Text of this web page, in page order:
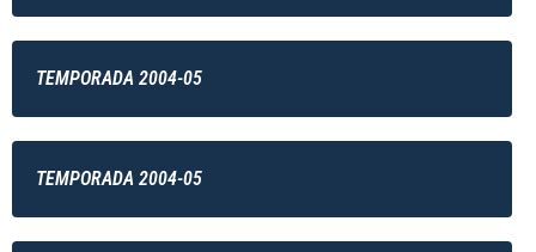
TEMPORADA 2004-05
TEMPORADA 2004-05